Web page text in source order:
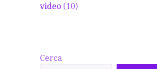
video (10)
Cerca